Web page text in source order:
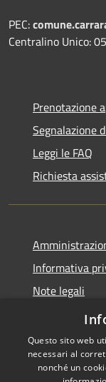
PEC:
Centralino Unico:
Prenotazione
Segnalazione
Leggi le FAQ
Richiesta
Informativa
Note legali
Dichiarazione
Questo sito web
necessari al
nonché un